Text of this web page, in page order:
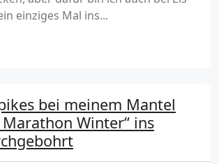
einziges Mal ins...
bei meinem Mantel
Marathon Winter“ ins